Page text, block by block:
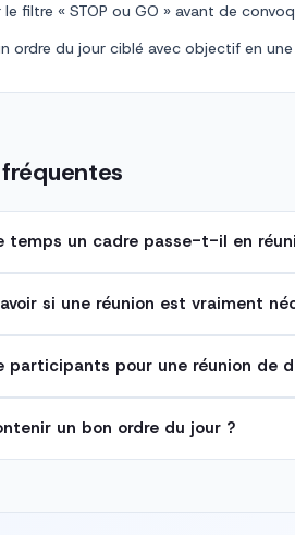
filtre « STOP ou GO » avant de
ordre du jour ciblé avec objectif en
temps un cadre passe-t-il en
si une réunion est vraiment
participants pour une réunion de
un bon ordre du jour ?